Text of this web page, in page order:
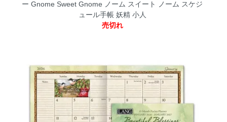
ー Gnome Sweet Gnome ノーム スイート ノーム スケジ
ュール手帳 妖精 小人
売切れ